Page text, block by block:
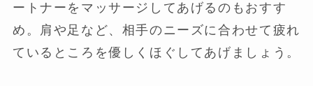
ートナーをマッサージしてあげるのもおすす
め。肩や足など、相手のニーズに合わせて疲れ
ているところを優しくほぐしてあげましょう。